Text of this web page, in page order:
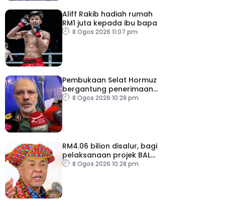
Aliff Rakib hadiah rumah
RM1 juta kepada ibu bapa
8 Ogos 2026 11:07 pm
Pembukaan Selat Hormuz
bergantung penerimaan
AS – IRGC
8 Ogos 2026 10:28 pm
RM4.06 bilion disalur, bagi
pelaksanaan projek BALB
di Sabah
8 Ogos 2026 10:28 pm